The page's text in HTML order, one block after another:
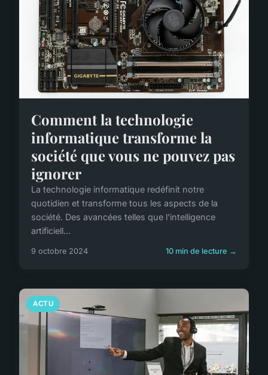
Comment la technologie
informatique transforme la
société que vous ne pouvez pas
ignorer
La technologie informatique redéfinit notre
quotidien et transforme tous les aspects de la
société. Des avancées telles que l'intelligence
artificiell...
9 octobre 2024 10 min de lecture →
ACTU